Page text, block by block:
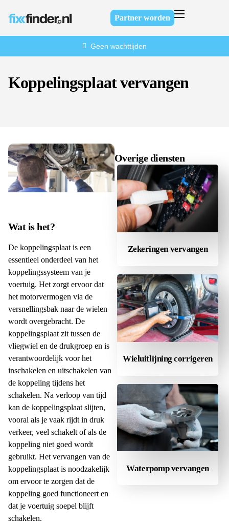
Partner worden
Geen wachttijden
Koppelingsplaat vervangen
Wat is het?
De koppelingsplaat is een
essentieel onderdeel van het
koppelingssysteem van je
voertuig. Het zorgt ervoor dat
het motorvermogen via de
versnellingsbak naar de wielen
wordt overgebracht. De
koppelingsplaat zit tussen de
vliegwiel en de drukgroep en is
verantwoordelijk voor het
inschakelen en uitschakelen van
de koppeling tijdens het
schakelen. Na verloop van tijd
kan de koppelingsplaat slijten,
vooral als je vaak rijdt in druk
verkeer, veel schakelt of als de
koppeling niet goed wordt
gebruikt. Het vervangen van de
koppelingsplaat is noodzakelijk
om ervoor te zorgen dat de
koppeling goed functioneert en
dat je voertuig soepel blijft
schakelen.
Overige diensten
Zekeringen vervangen
Wieluitlijning corrigeren
Waterpomp vervangen